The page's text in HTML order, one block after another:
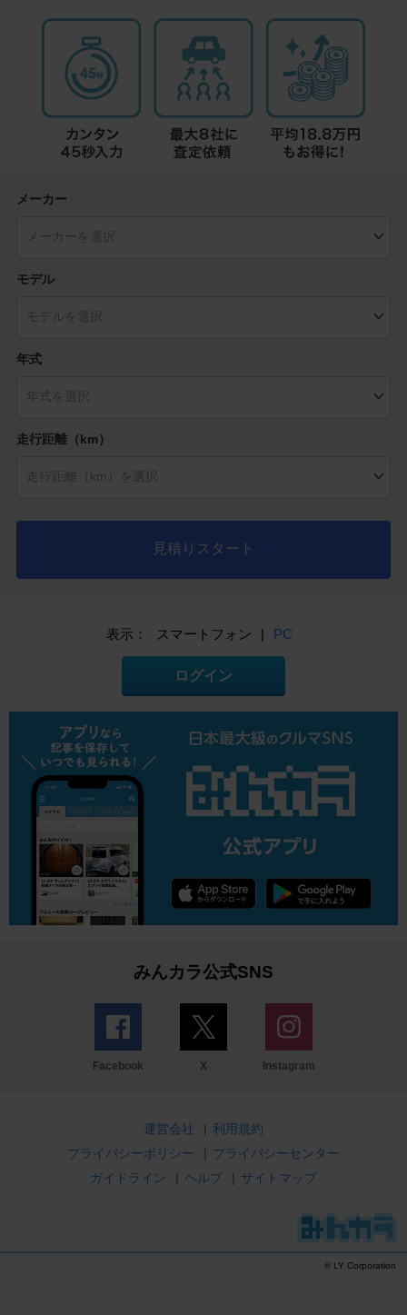
メーカー
モデル
年式
走行距離（km）
見積りスタート
表示： スマートフォン | PC
ログイン
みんカラ公式SNS
Facebook X Instagram
運営会社 | 利用規約
プライバシーポリシー
| プライバシーセンター
ガイドライン
| ヘルプ | サイトマップ
© LY Corporation